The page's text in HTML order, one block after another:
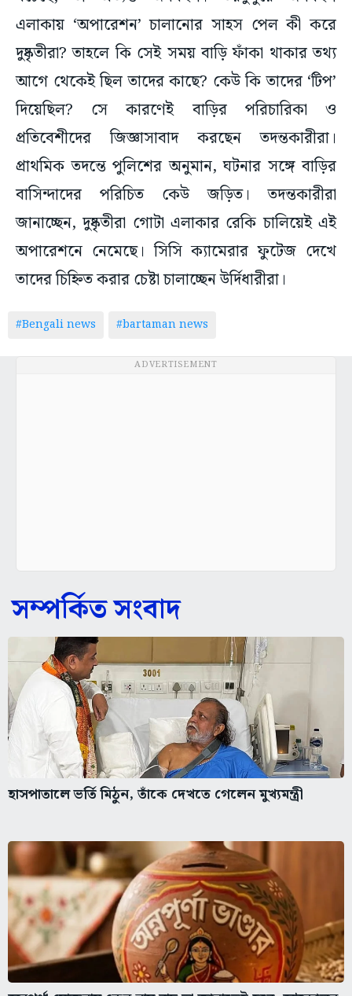
এলাকায় ‘অপারেশন’ চালানোর সাহস পেল কী করে
দুষ্কৃতীরা? তাহলে কি সেই সময় বাড়ি ফাঁকা থাকার তথ্য
আগে থেকেই ছিল তাদের কাছে? কেউ কি তাদের ‘টিপ’
দিয়েছিল? সে কারণেই বাড়ির পরিচারিকা ও
প্রতিবেশীদের জিজ্ঞাসাবাদ করছেন তদন্তকারীরা।
প্রাথমিক তদন্তে পুলিশের অনুমান, ঘটনার সঙ্গে বাড়ির
বাসিন্দাদের পরিচিত কেউ জড়িত। তদন্তকারীরা
জানাচ্ছেন, দুষ্কৃতীরা গোটা এলাকার রেকি চালিয়েই এই
অপারেশনে নেমেছে। সিসি ক্যামেরার ফুটেজ দেখে
তাদের চিহ্নিত করার চেষ্টা চালাচ্ছেন উর্দিধারীরা।
#Bengali news #bartaman news
ADVERTISEMENT
সম্পর্কিত সংবাদ
হাসপাতালে ভর্তি মিঠুন, তাঁকে দেখতে গেলেন মুখ্যমন্ত্রী